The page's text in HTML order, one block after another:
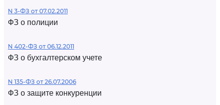
N 3-ФЗ от 07.02.2011
ФЗ о полиции
N 402-ФЗ от 06.12.2011
ФЗ о бухгалтерском учете
N 135-ФЗ от 26.07.2006
ФЗ о защите конкуренции